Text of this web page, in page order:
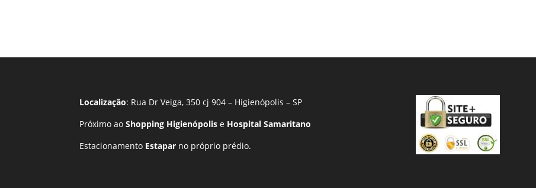
Localização: Rua Dr Veiga, 350 cj 904 – Higienópolis – SP
Próximo aoShopping Higienópolis e Hospital Samaritano
Estacionamento Estapar no próprio prédio.